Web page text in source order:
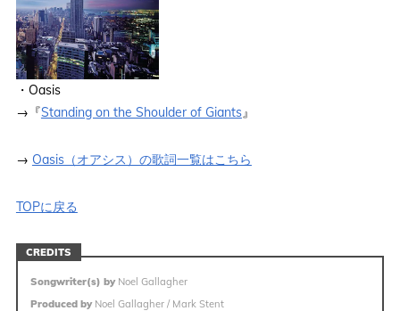
・Oasis
→『Standing on the Shoulder of Giants』
→ Oasis（オアシス）の歌詞一覧はこちら
TOPに戻る
CREDITS
Songwriter(s) byNoel Gallagher
Produced byNoel Gallagher / Mark Stent